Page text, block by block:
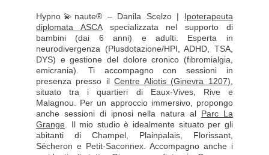
Hypno💫naute® – Danila Scelzo | Ipoterapeuta
diplomata ASCAspecializzata nel supporto di
bambini (dai 6 anni) e adulti. Esperta in
neurodivergenza (Plusdotazione/HPI, ADHD, TSA,
DYS) e gestione del dolore cronico (fibromialgia,
emicrania). Ti accompagno con sessioni in
presenza presso ilCentre Aliotis (Ginevra 1207)
situato tra i quartieri di Eaux-Vives, Rive e
Malagnou. Per un approccio immersivo, propongo
anche sessioni di ipnosi nella natura al Parc La
Grange
Il mio studio è idealmente situato per gli
abitanti di Champel, Plainpalais, Florissant,
Sécheron e Petit-Saconnex. Accompagno anche i